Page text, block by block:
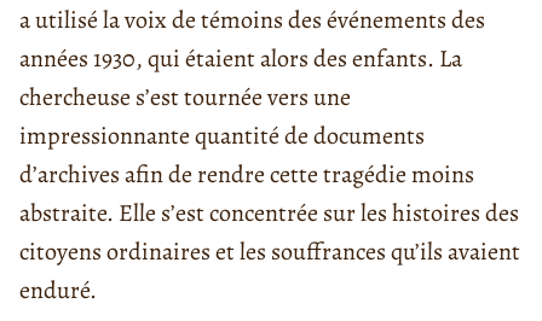
a utilisé la voix de témoins des événements des
années 1930, qui étaient alors des enfants. La
chercheuse s’est tournée vers une
impressionnante quantité de documents
d’archives afin de rendre cette tragédie moins
abstraite. Elle s’est concentrée sur les histoires des
citoyens ordinaires et les souffrances qu’ils avaient
enduré.